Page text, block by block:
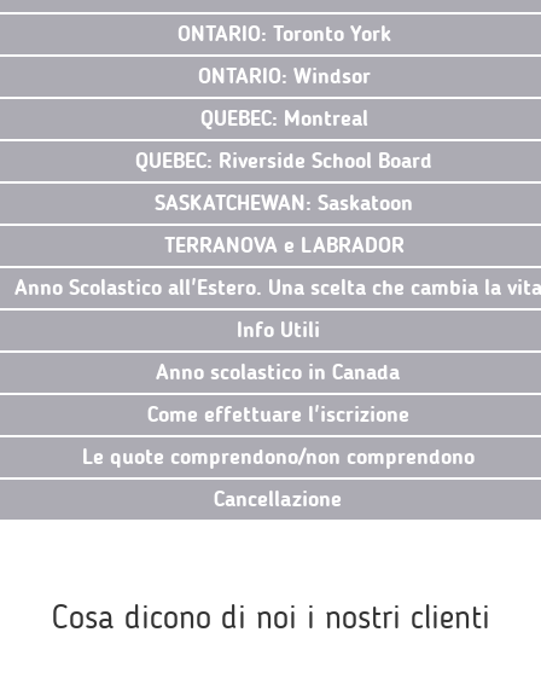
ONTARIO: Toronto York
ONTARIO: Windsor
QUEBEC: Montreal
QUEBEC: Riverside School Board
SASKATCHEWAN: Saskatoon
TERRANOVA e LABRADOR
Anno Scolastico all'Estero. Una scelta che cambia la vita
Info Utili
Anno scolastico in Canada
Come effettuare l'iscrizione
Le quote comprendono/non comprendono
Cancellazione
Cosa dicono di noi i nostri clienti